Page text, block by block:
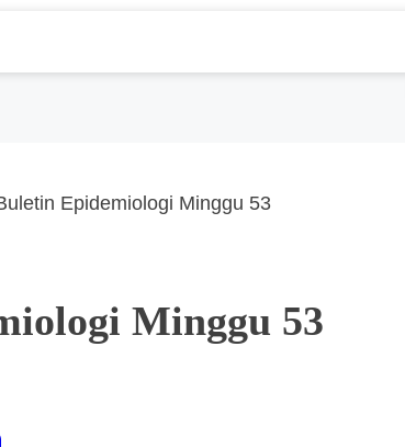
Epidemiologi Minggu 53
Minggu 53